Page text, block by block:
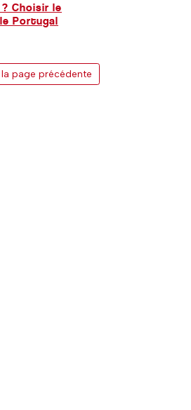
Choisir le
Portugal
page précédente